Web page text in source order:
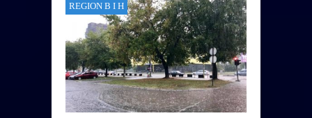
REGION B I H